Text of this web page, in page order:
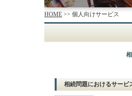
HOME >> 個人向けサービス
相続問題におけるサービ